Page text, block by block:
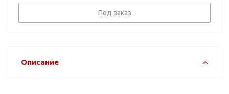
Под заказ
Описание